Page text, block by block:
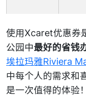
使用Xcaret优惠券
公园中最好的省钱
埃拉玛雅Riviera
中每个人的需求和
是一次值得的体验！